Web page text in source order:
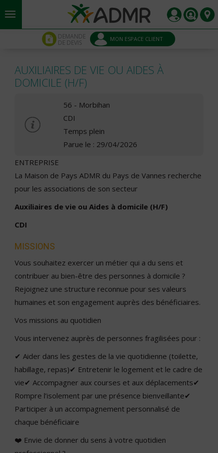
Aller au contenu principal
DEMANDE
DE DEVIS MON ESPACE CLIENT
AUXILIAIRES DE VIE OU AIDES À
DOMICILE (H/F)
56 - Morbihan
CDI
Temps plein
Parue le : 29/04/2026
ENTREPRISE
La Maison de Pays ADMR du Pays de Vannes recherche
pour les associations de son secteur
Auxiliaires de vie ou Aides à domicile (H/F)
CDI
MISSIONS
Vous souhaitez exercer un métier qui a du sens et
contribuer au bien-être des personnes à domicile ?
Rejoignez une structure reconnue pour ses valeurs
humaines et son engagement auprès des bénéficiaires.
Vos missions au quotidien
Vous intervenez auprès de personnes fragilisées pour :
✔ Aider dans les gestes de la vie quotidienne (toilette,
habillage, repas)✔ Entretenir le logement et le cadre de
vie✔ Accompagner aux courses et aux déplacements✔
Rompre l’isolement par une présence bienveillante✔
Participer à un accompagnement personnalisé de
chaque bénéficiaire
❤️ Envie de donner du sens à votre quotidien
Panneau de gestion des cookies